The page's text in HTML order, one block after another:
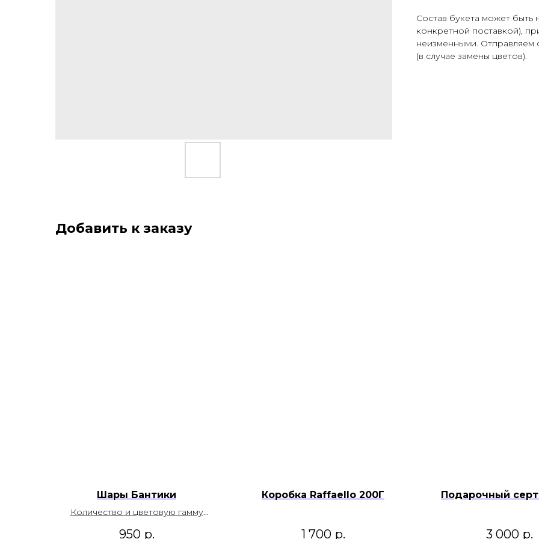
Cостав букета может быть
конкретной поставкой),
неизменными. Отправляем
(в случае замены цветов).
Добавить к заказу
Шары Бантики
Количество и цветовую гамму
950 р.
Коробка Raffaello 200Г
1 700 р.
Подарочный
3 000 р.